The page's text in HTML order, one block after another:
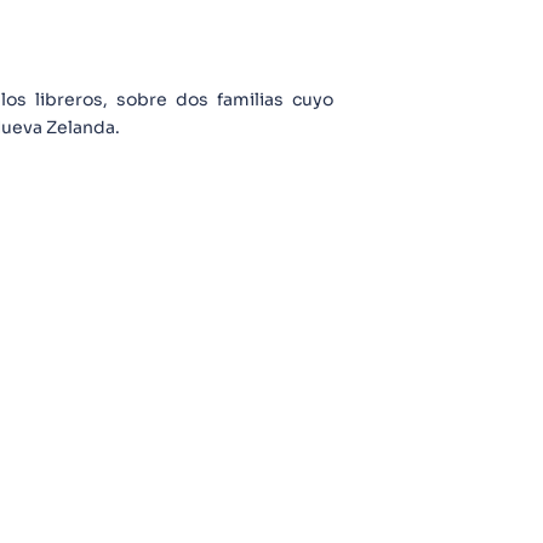
libreros, sobre dos familias cuyo
Zelanda.